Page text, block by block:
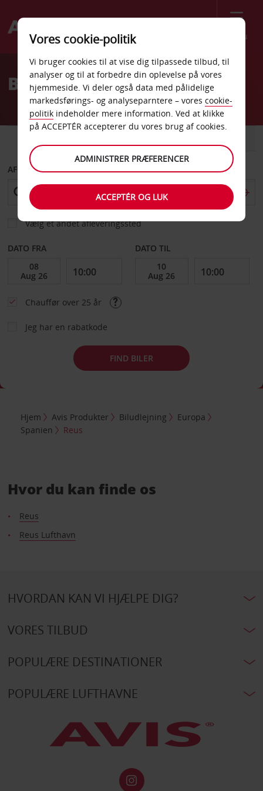
Menu
Welcome
AvisBilleje Reus
AFHENT FRA
Vælg et andet afleveringssted
DATO FRA DATO TIL
Chauffør over 25 år
Jeg har en rabatkode
FIND BILER
Hjem Avis Produkter Biludlejning
Europa
Spanien
Reus
Hvor du kan finde os
Reus
Reus Lufthavn
HVORDAN KAN VI HJÆLPE DIG?
VORES TILBUD
POPULÆRE DESTINATIONER
POPULÆRE LUFTHAVNE
Vores cookie-politik
Vi bruger cookies til at vise dig tilpassede tilbud, til
analyser og til at forbedre din oplevelse på vores
hjemmeside. Vi deler også data med pålidelige
markedsførings- og analyseparntere – vores cookie-
politik indeholder mere information. Ved at klikke
på ACCEPTÉR accepterer du vores brug af cookies.
ADMINISTRER PRÆFERENCER
ACCEPTÉR OG LUK